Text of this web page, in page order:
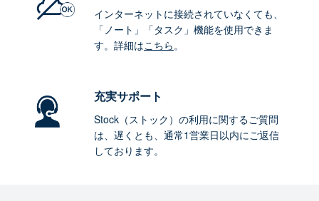
インターネットに接続されていなくても、
「ノート」「タスク」機能を使用できま
す。詳細はこちら。
充実サポート
Stock（ストック）の利用に関するご質問
は、遅くとも、通常1営業日以内にご返信
しております。